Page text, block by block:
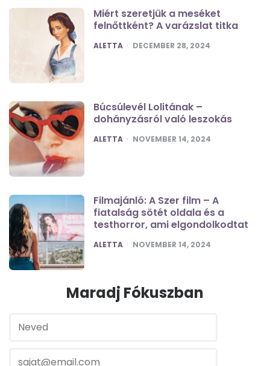
Miért szeretjük a meséket
felnőttként? A varázslat titka
POSTED
ALETTA DECEMBER 28, 2024
Búcsúlevél Lolitának –
dohányzásról való leszokás
POSTED
ALETTA NOVEMBER 14, 2024
Filmajánló: A Szer film – A
fiatalság sötét oldala és a
testhorror, ami elgondolkodtat
POSTED
ALETTA NOVEMBER 14, 2024
Maradj Fókuszban